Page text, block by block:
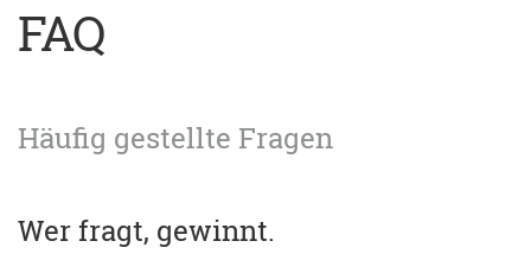
FAQ
Häufig gestellte Fragen
Wer fragt, gewinnt.